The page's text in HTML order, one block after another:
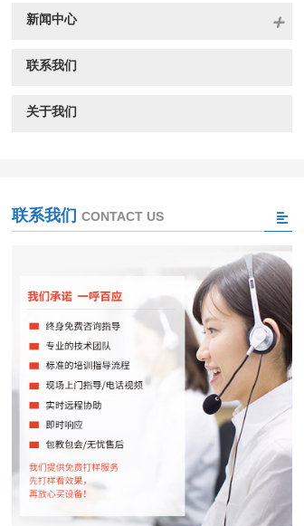
新闻中心
联系我们
关于我们
联系我们 CONTACT US